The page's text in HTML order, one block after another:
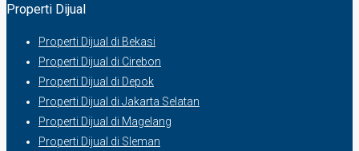
Properti Dijual
Properti Dijual di Bekasi
Properti Dijual di Cirebon
Properti Dijual di Depok
Properti Dijual di Jakarta Selatan
Properti Dijual di Magelang
Properti Dijual di Sleman